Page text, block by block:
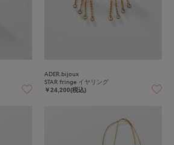
ADER.bijoux
STAR fringe イヤリング
￥24,200(税込)